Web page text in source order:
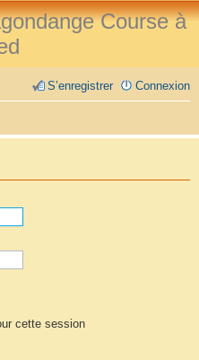
Course à
Connexion
S’enregistrer
cette session